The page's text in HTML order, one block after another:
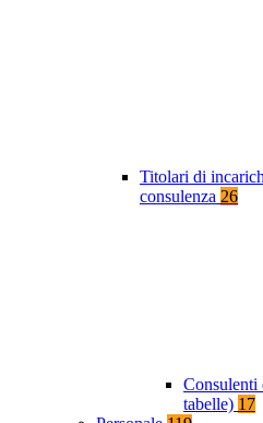
Titolari di
consulenza 26
Consulenti
tabelle) 17